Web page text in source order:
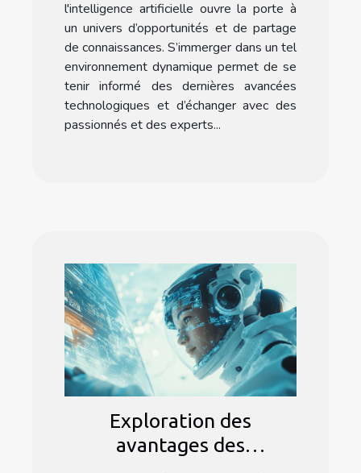
l'intelligence artificielle ouvre la porte à
un univers d’opportunités et de partage
de connaissances. S’immerger dans un tel
environnement dynamique permet de se
tenir informé des dernières avancées
technologiques et d’échanger avec des
passionnés et des experts...
Exploration des
avantages des